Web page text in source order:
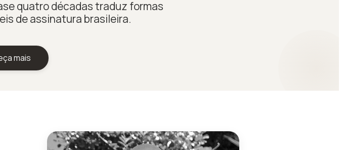
quatro décadas traduz formas
de assinatura brasileira.
mais